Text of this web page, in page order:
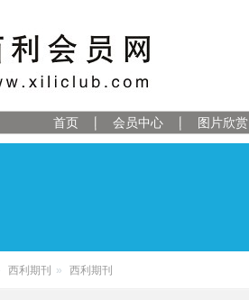
首页 会员中心 图片欣赏
西利期刊 西利期刊